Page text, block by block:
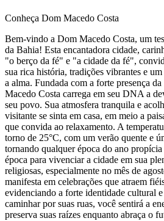
Conheça Dom Macedo Costa
Bem-vindo a Dom Macedo Costa, um
da Bahia! Esta encantadora cidade,
"o berço da fé" e "a cidade da fé",
sua rica história, tradições vibrantes e
a alma. Fundada com a forte presença
Macedo Costa carrega em seu DNA a
seu povo. Sua atmosfera tranquila e
visitante se sinta em casa, em meio a
que convida ao relaxamento. A
torno de 25°C, com um verão quente e
tornando qualquer época do ano
época para vivenciar a cidade em sua
religiosas, especialmente no mês de
manifesta em celebrações que atraem
evidenciando a forte identidade cultural
caminhar por suas ruas, você sentirá a
preserva suas raízes enquanto abraça o